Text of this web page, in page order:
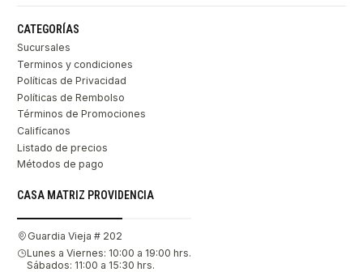
CATEGORÍAS
Sucursales
Terminos y condiciones
Políticas de Privacidad
Políticas de Rembolso
Términos de Promociones
Califícanos
Listado de precios
Métodos de pago
CASA MATRIZ PROVIDENCIA
Guardia Vieja # 202
Lunes a Viernes: 10:00 a 19:00 hrs.
Sábados: 11:00 a 15:30 hrs.